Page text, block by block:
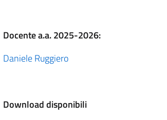
Docente a.a. 2025-2026:
Daniele Ruggiero
Download disponibili